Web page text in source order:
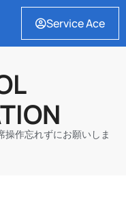
Service Ace
操作忘れずにお願いしま